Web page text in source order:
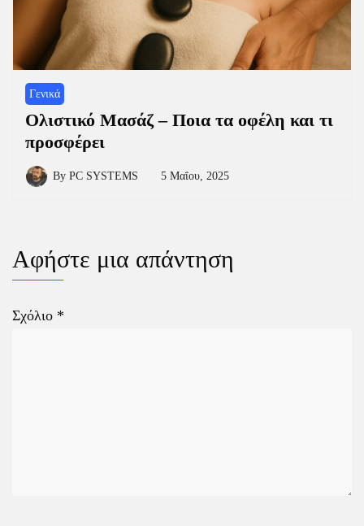
Γενικά
Ολιστικό Μασάζ – Ποια τα οφέλη και τι
προσφέρει
By PC SYSTEMS 5 Μαΐου, 2025
Αφήστε μια απάντηση
Σχόλιο *